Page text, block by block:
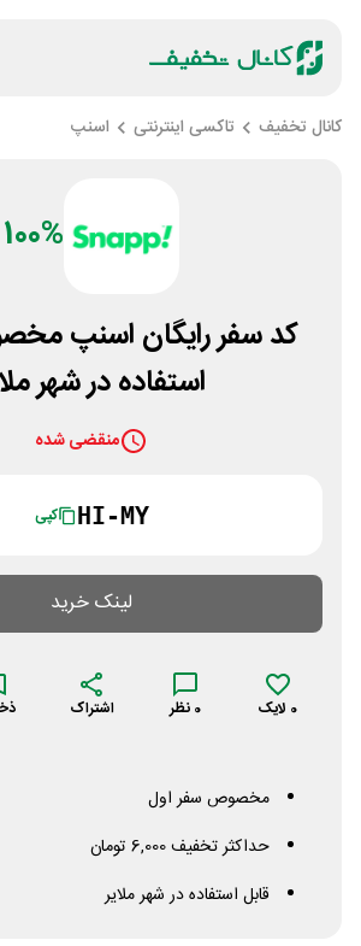
کانال تخفیف تاکسی اینترنتی اسنپ
100%
کد سفر رایگان اسنپ
استفاده در شهر
منقضی شده
HI-MY کپی
لینک خرید
0 لایک 0 نظر اشتراک
مخصوص سفر اول
حداکثر تخفیف 6,000 تومان
قابل استفاده در شهر ملایر